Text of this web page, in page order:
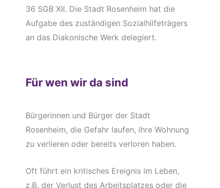
36 SGB XII. Die Stadt Rosenheim hat die
Aufgabe des zuständigen Sozialhilfeträgers
an das Diakonische Werk delegiert.
Für wen wir da sind
Bürgerinnen und Bürger der Stadt
Rosenheim, die Gefahr laufen, ihre Wohnung
zu verlieren oder bereits verloren haben.
Oft führt ein kritisches Ereignis im Leben,
z.B. der Verlust des Arbeitsplatzes oder die